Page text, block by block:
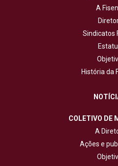
A
Sindicatos
História da
COLETIVO DE
A
Ações e